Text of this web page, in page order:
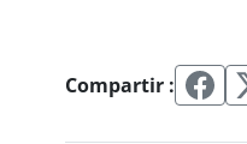
Compartir :